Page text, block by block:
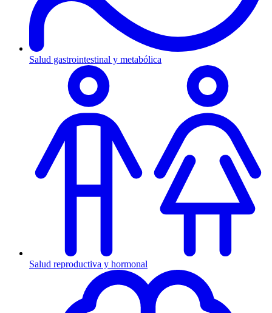
Salud gastrointestinal y metabólica
Salud reproductiva y hormonal